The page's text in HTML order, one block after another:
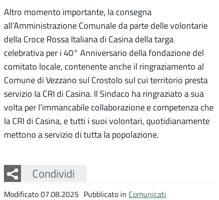
Altro momento importante, la consegna
all’Amministrazione Comunale da parte delle volontarie
della Croce Rossa Italiana di Casina della targa
celebrativa per i 40° Anniversario della fondazione del
comitato locale, contenente anche il ringraziamento al
Comune di Vezzano sul Crostolo sul cui territorio presta
servizio la CRI di Casina. Il Sindaco ha ringraziato a sua
volta per l’immancabile collaborazione e competenza che
la CRI di Casina, e tutti i suoi volontari, quotidianamente
mettono a servizio di tutta la popolazione.
Condividi
Facebook
Twitter
Whatsapp
Modificato 07.08.2025 Pubblicato in Comunicati